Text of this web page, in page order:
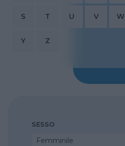
S T U V W
Y Z
SESSO
Femminile